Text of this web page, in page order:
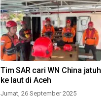
Tim SAR cari WN China jatuh
ke laut di Aceh
Jumat, 26 September 2025